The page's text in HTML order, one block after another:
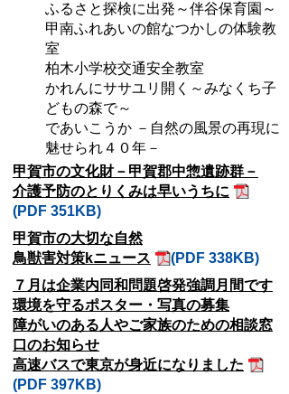
ふるさと探検に出発～伴谷保育園～
甲南ふれあいの館なつかしの体験教
室
柏木小学校交通安全教室
かれんにササユリ開く～みなくち子
どもの森で～
であいこうか －自然の風景の再現に
魅せられ４０年－
甲賀市の文化財－甲賀郡中惣遺跡群－
介護予防のとりくみは早いうちに
(PDF 351KB)
甲賀市の大切な自然
鳥獣害対策kニュース
(PDF 338KB)
７月は企業内同和問題啓発強調月間です
環境を守るポスター・写真の募集
障がいのある人やご家族のための相談窓
口のお知らせ
高速バスで東京が身近になりました
(PDF 397KB)